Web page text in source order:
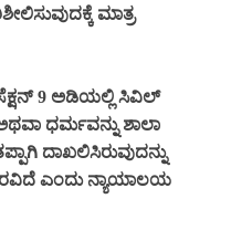
ಮಾತ್ರ
9 ಅಡಿಯಲ್ಲಿ ಸಿವಿಲ್
ಧರ್ಮವನ್ನು ಶಾಲಾ
ದಾಖಲಿಸಿರುವುದನ್ನು
ಎಂದು ನ್ಯಾಯಾಲಯ